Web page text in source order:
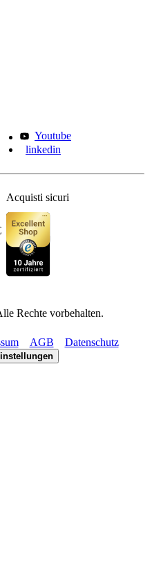
Youtube
linkedin
Acquisti sicuri
Rechte vorbehalten.
AGB Datenschutz